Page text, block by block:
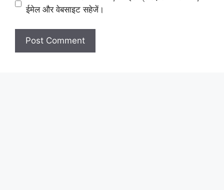
ईमेल और वेबसाइट सहेजें।